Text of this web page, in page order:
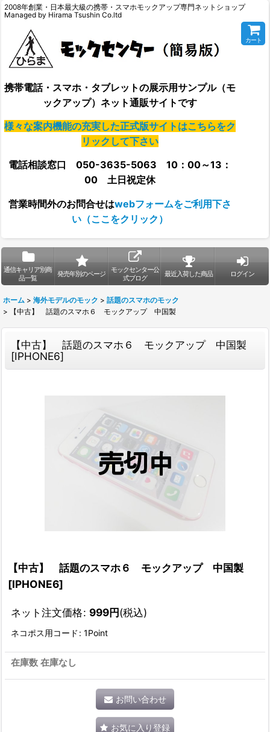
2008年創業・日本最大級の携帯・スマホモックアップ専門ネットショップ
Managed by Hirama Tsushin Co.ltd
携帯電話・スマホ・タブレットの展示用サンプル（モ
ックアップ）ネット通販サイトです
様々な案内機能の充実した正式版サイトはこちらをク
リックして下さい
電話相談窓口 050-3635-5063 10：00～13：
00 土日祝定休
営業時間外のお問合せはwebフォームをご利用下さ
い（ここをクリック）
カート
通信キャリア別商
品一覧
発売年別のページ
モックセンター公
式ブログ
最近入荷した商品 ログイン
ホーム > 海外モデルのモック > 話題のスマホのモック
>
【中古】 話題のスマホ６ モックアップ 中国製
【中古】 話題のスマホ６ モックアップ 中国製
[IPHONE6]
【中古】 話題のスマホ６ モックアップ 中国製
[IPHONE6]
ネット注文価格: 999円(税込)
ネコポス用コード : 1Point
在庫数 在庫なし
お問い合わせ
お気に入り登録